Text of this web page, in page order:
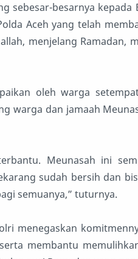
sebesar-besarnya kepada
Aceh yang telah
menjelang Ramadan,
oleh warga
warga dan jamaah
Meunasah ini
sudah bersih dan
semuanya,” tuturnya.
menegaskan
membantu